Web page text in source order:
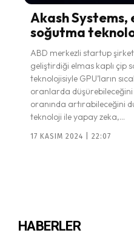
Akash Systems,
soğutma
ABD merkezli startup
geliştirdiği elmas kaplı çip
teknolojisiyle GPU’ların
oranlarda düşürebileceğini
oranında artırabileceğini
teknoloji ile yapay zeka,...
17 KASIM 2024 | 22:07
HABERLER